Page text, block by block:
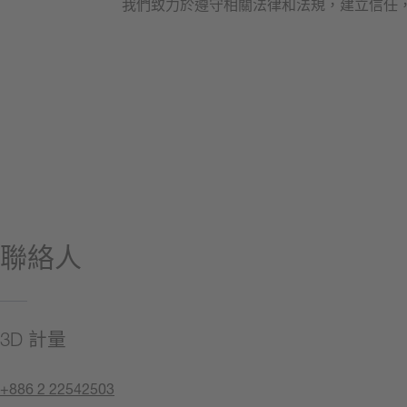
我們致力於遵守相關法律和法規，建立信任
聯絡人
3D 計量
+886 2 22542503